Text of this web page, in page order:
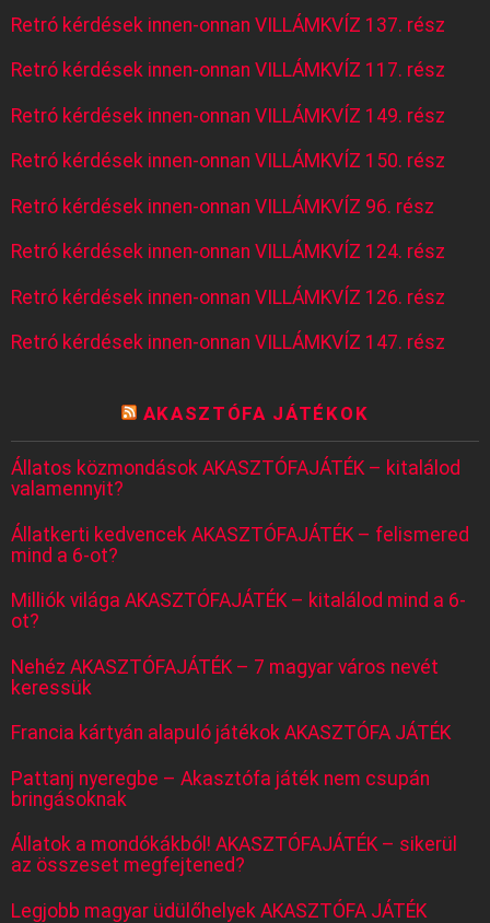
Retró kérdések innen-onnan VILLÁMKVÍZ 137. rész
Retró kérdések innen-onnan VILLÁMKVÍZ 117. rész
Retró kérdések innen-onnan VILLÁMKVÍZ 149. rész
Retró kérdések innen-onnan VILLÁMKVÍZ 150. rész
Retró kérdések innen-onnan VILLÁMKVÍZ 96. rész
Retró kérdések innen-onnan VILLÁMKVÍZ 124. rész
Retró kérdések innen-onnan VILLÁMKVÍZ 126. rész
Retró kérdések innen-onnan VILLÁMKVÍZ 147. rész
AKASZTÓFA JÁTÉKOK
Állatos közmondások AKASZTÓFAJÁTÉK – kitalálod
valamennyit?
Állatkerti kedvencek AKASZTÓFAJÁTÉK – felismered
mind a 6-ot?
Milliók világa AKASZTÓFAJÁTÉK – kitalálod mind a 6-
ot?
Nehéz AKASZTÓFAJÁTÉK – 7 magyar város nevét
keressük
Francia kártyán alapuló játékok AKASZTÓFA JÁTÉK
Pattanj nyeregbe – Akasztófa játék nem csupán
bringásoknak
Állatok a mondókákból! AKASZTÓFAJÁTÉK – sikerül
az összeset megfejtened?
Legjobb magyar üdülőhelyek AKASZTÓFA JÁTÉK